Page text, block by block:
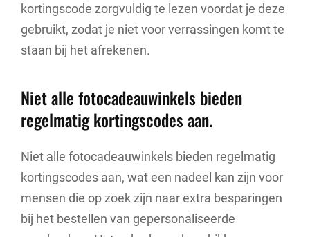
kortingscode zorgvuldig te lezen voordat je deze
gebruikt, zodat je niet voor verrassingen komt te
staan bij het afrekenen.
Niet alle fotocadeauwinkels bieden
regelmatig kortingscodes aan.
Niet alle fotocadeauwinkels bieden regelmatig
kortingscodes aan, wat een nadeel kan zijn voor
mensen die op zoek zijn naar extra besparingen
bij het bestellen van gepersonaliseerde